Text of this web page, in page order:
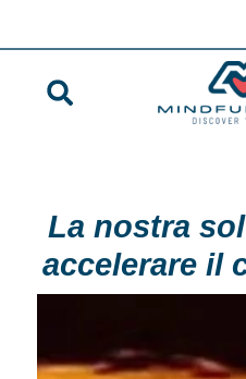
La nostra
accelerare il